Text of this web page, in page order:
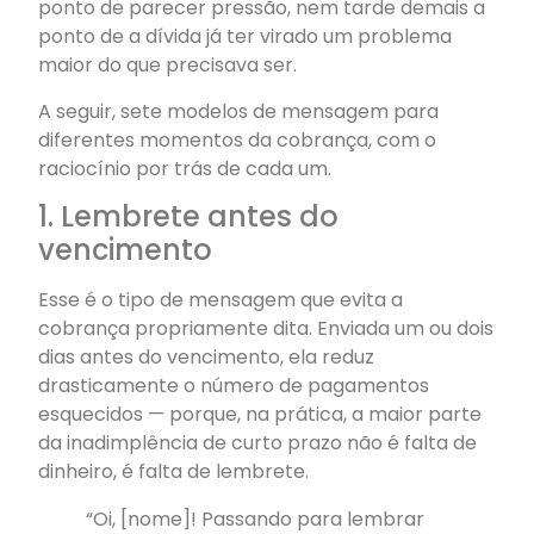
ponto de parecer pressão, nem tarde demais a
ponto de a dívida já ter virado um problema
maior do que precisava ser.
A seguir, sete modelos de mensagem para
diferentes momentos da cobrança, com o
raciocínio por trás de cada um.
1. Lembrete antes do
vencimento
Esse é o tipo de mensagem que evita a
cobrança propriamente dita. Enviada um ou dois
dias antes do vencimento, ela reduz
drasticamente o número de pagamentos
esquecidos — porque, na prática, a maior parte
da inadimplência de curto prazo não é falta de
dinheiro, é falta de lembrete.
“Oi, [nome]! Passando para lembrar